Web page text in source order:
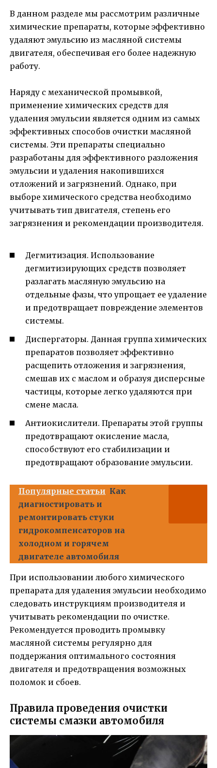
В данном разделе мы рассмотрим различные
химические препараты, которые эффективно
удаляют эмульсию из масляной системы
двигателя, обеспечивая его более надежную
работу.
Наряду с механической промывкой,
применение химических средств для
удаления эмульсии является одним из самых
эффективных способов очистки масляной
системы. Эти препараты специально
разработаны для эффективного разложения
эмульсии и удаления накопившихся
отложений и загрязнений. Однако, при
выборе химического средства необходимо
учитывать тип двигателя, степень его
загрязнения и рекомендации производителя.
Дегмитизация. Использование
дегмитизирующих средств позволяет
разлагать масляную эмульсию на
отдельные фазы, что упрощает ее удаление
и предотвращает повреждение элементов
системы.
Диспергаторы. Данная группа химических
препаратов позволяет эффективно
расщепить отложения и загрязнения,
смешав их с маслом и образуя дисперсные
частицы, которые легко удаляются при
смене масла.
Антиокислители. Препараты этой группы
предотвращают окисление масла,
способствуют его стабилизации и
предотвращают образование эмульсии.
Популярные статьи Как
диагностировать и
ремонтировать стуки
гидрокомпенсаторов на
холодном и горячем
двигателе автомобиля
При использовании любого химического
препарата для удаления эмульсии необходимо
следовать инструкциям производителя и
учитывать рекомендации по очистке.
Рекомендуется проводить промывку
масляной системы регулярно для
поддержания оптимального состояния
двигателя и предотвращения возможных
поломок и сбоев.
Правила проведения очистки
системы смазки автомобиля